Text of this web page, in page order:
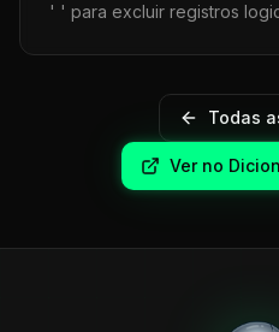
' ' para excluir registros
Todas
Ver no